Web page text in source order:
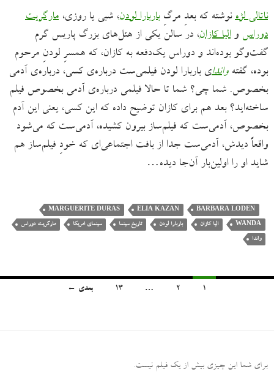
ناتالی لژه نوشته که بعدِ مرگِباربارا لودن، شبی یا روزی، مارگریت
دوراس والیا کازان، در سالن یکی از هتل‌های بزرگ پاریس گرم
گفت‌وگو بوده‌اند و دوراس یک‌دفعه به کازان، که همسرِ لودنِ مرحوم
بوده، گفتهواندای باربارا لودن فیلمی‌ست درباره‌ی کسی، درباره‌ی آدمی
بخصوص. شما چی؟ شما تا حالا فیلمی درباره‌ی آدمی بخصوص فیلم
ساخته‌اید؟ بعد هم برای کازان توضیح داده که این کسی، یعنی این آدم
بخصوص، آدمی‌ست که فیلم‌ساز بیرون کشیده، آدمی‌ست که می‌شود
واقعاً دیدش، آدمی‌ست جدا از بافت اجتماعی‌ای که خودِ فیلم‌ساز هم
شاید او را اولین‌بار آن‌جا دیده…
BARBARA LODEN
ELIA KAZAN
MARGUERITE DURAS
WANDA الیا کازان باربارا لودن تاریخ سینما سینمای امریکا مارگریت دوراس
واندا
نوشته‌ها
1
2
…
13 بعدی ←
برای شما این چیزی بیش از یک فیلم نیست.